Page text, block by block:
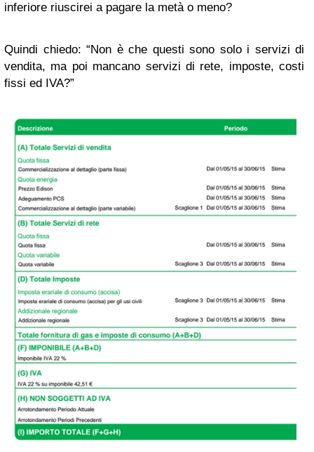
inferiore riuscirei a pagare la metà o meno?
Quindi chiedo: “Non è che questi sono solo i servizi di
vendita, ma poi mancano servizi di rete, imposte, costi
fissi ed IVA?”